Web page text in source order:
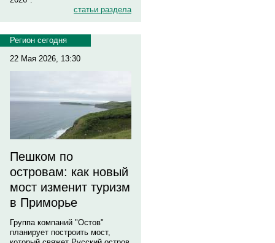
статьи раздела
Регион сегодня
22 Мая 2026, 13:30
Пешком по
островам: как новый
мост изменит туризм
в Приморье
Группа компаний "Остов"
планирует построить мост,